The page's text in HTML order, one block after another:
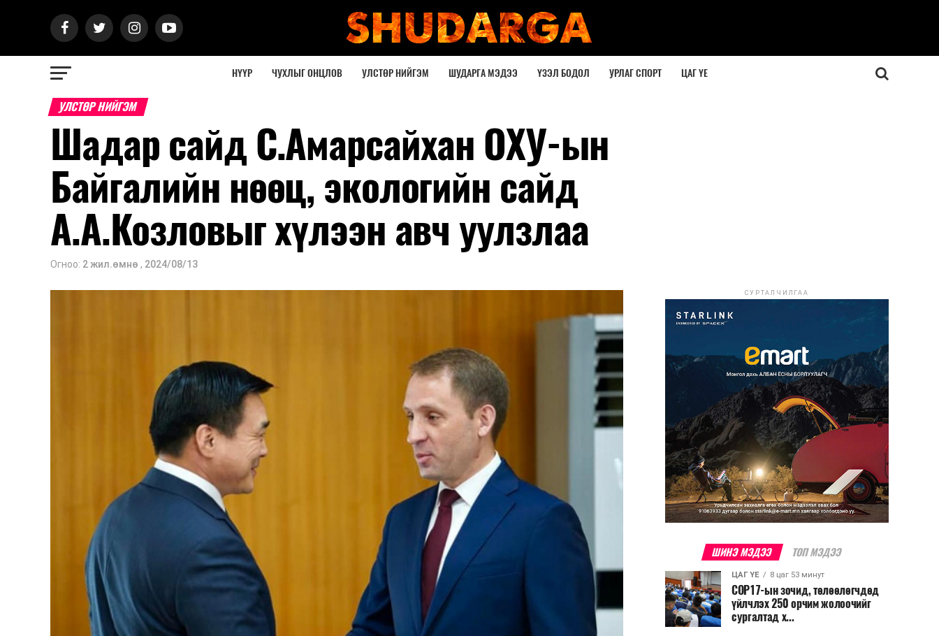
НҮҮР ЧУХЛЫГ ОНЦЛОВ УЛСТӨР НИЙГЭМ ШУДАРГА МЭДЭЭ ҮЗЭЛ БОДОЛ УРЛАГ СПОРТ ЦАГ ҮЕ
УЛСТӨР НИЙГЭМ
Шадар сайд С.Амарсайхан ОХУ-ын
Байгалийн нөөц, экологийн сайд
А.А.Козловыг хүлээн авч уулзлаа
Огноо: 2 жил.өмнө , 2024/08/13
СУРТАЛЧИЛГАА
ШИНЭ МЭДЭЭ ТОП МЭДЭЭ
ЦАГ ҮЕ 8 цаг 53 минут
COP17-ын зочид, төлөөлөгчдөд
үйлчлэх 250 орчим жолоочийг
сургалтад х...